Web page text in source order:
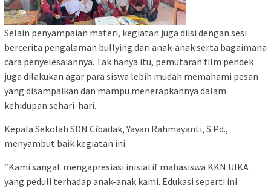
Selain penyampaian materi, kegiatan juga diisi dengan sesi
bercerita pengalaman bullying dari anak-anak serta bagaimana
cara penyelesaiannya. Tak hanya itu, pemutaran film pendek
juga dilakukan agar para siswa lebih mudah memahami pesan
yang disampaikan dan mampu menerapkannya dalam
kehidupan sehari-hari.
Kepala Sekolah SDN Cibadak, Yayan Rahmayanti, S.Pd.,
menyambut baik kegiatan ini.
“Kami sangat mengapresiasi inisiatif mahasiswa KKN UIKA
yang peduli terhadap anak-anak kami. Edukasi seperti ini